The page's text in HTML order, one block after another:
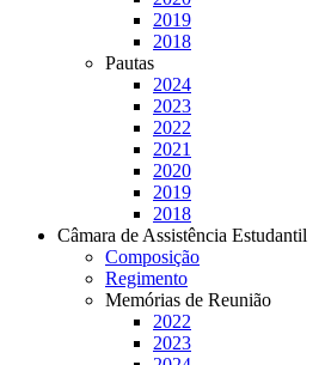
2019
2018
Pautas
2024
2023
2022
2021
2020
2019
2018
Câmara de Assistência Estudantil
Composição
Regimento
Memórias de Reunião
2022
2023